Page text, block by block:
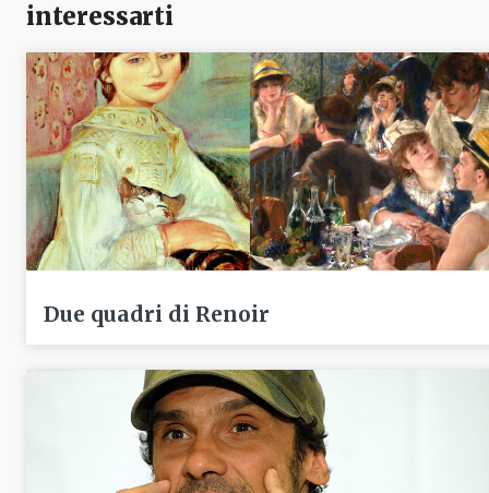
interessarti
Due quadri di Renoir